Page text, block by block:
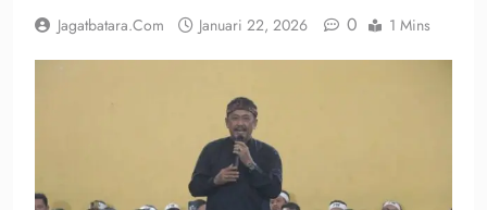
Jagatbatara.com Januari 22, 2026 0 1 Mins